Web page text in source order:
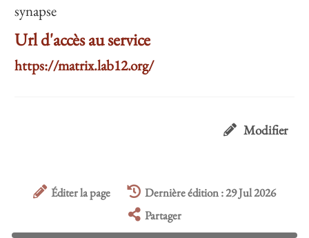
synapse
Url d'accès au service
https://matrix.lab12.org/
Modifier
Éditer la page
Dernière édition : 29 Jul 2026
Partager